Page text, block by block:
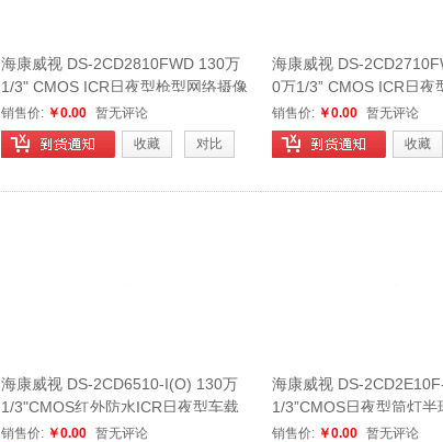
海康威视 DS-2CD2810FWD 130万
1/3" CMOS ICR日夜型枪型网络摄像
机
销售价: ￥0.00 暂无评论
收藏
对比
海康威视 DS-
0万1/3” CMOS ICR日夜
络摄像机
销售价: ￥0.00 暂无评论
收藏
海康威视 DS-2CD6510-I(O) 130万
1/3"CMOS红外防水ICR日夜型车载
网络摄像机
销售价: ￥0.00 暂无评论
海康威视 DS-
1/3”CMOS日夜型筒灯半
像机
销售价: ￥0.00 暂无评论